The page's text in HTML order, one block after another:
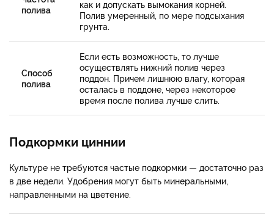
полива
как и допускать вымокания корней.
Полив умеренный, по мере подсыхания
грунта.
Способ
полива
Если есть возможность, то лучше
осуществлять нижний полив через
поддон. Причем лишнюю влагу, которая
осталась в поддоне, через некоторое
время после полива лучше слить.
Подкормки циннии
Культуре не требуются частые подкормки — достаточно раз
в две недели. Удобрения могут быть минеральными,
направленными на цветение.